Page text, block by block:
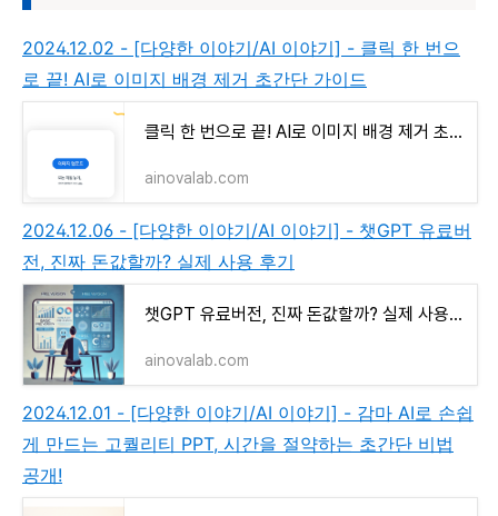
2024.12.02 - [다양한 이야기/AI 이야기] - 클릭 한 번으
로 끝! AI로 이미지 배경 제거 초간단 가이드
클릭 한 번으로 끝! AI로 이미지 배경 제거 초간단 가이드
ainovalab.com
2024.12.06 - [다양한 이야기/AI 이야기] - 챗GPT 유료버
전, 진짜 돈값할까? 실제 사용 후기
챗GPT 유료버전, 진짜 돈값할까? 실제 사용 후기
ainovalab.com
2024.12.01 - [다양한 이야기/AI 이야기] - 감마 AI로 손쉽
게 만드는 고퀄리티 PPT, 시간을 절약하는 초간단 비법
공개!